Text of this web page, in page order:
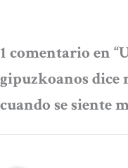
1 comentario en
gipuzkoanos dice
cuando se siente